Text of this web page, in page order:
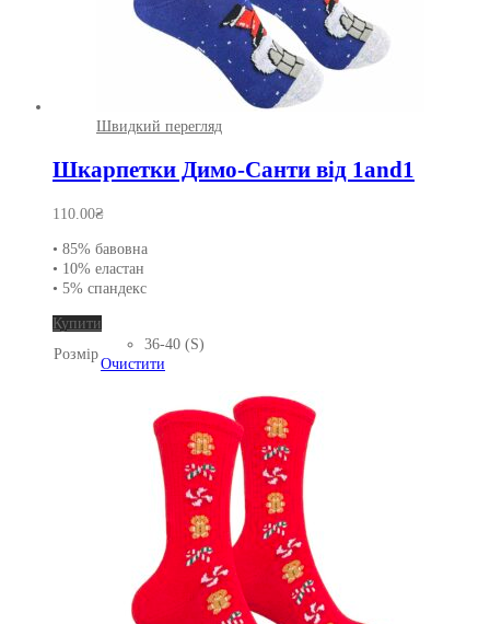
Швидкий перегляд
Шкарпетки Димо-Санти від 1and1
110.00₴
• 85% бавовна
• 10% еластан
• 5% спандекс
Купити
товар
має
Параметри
Розмір
36-40 (S)
Очистити